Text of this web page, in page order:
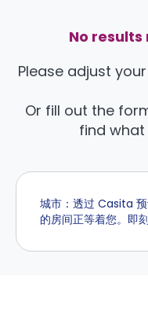
No
Please adjust
Or fill out the
find what
城市：透过 Casita
的房间正等着您。即